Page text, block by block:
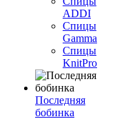
ADDI
Спицы
Gamma
Спицы
KnitPro
Последняя
бобинка